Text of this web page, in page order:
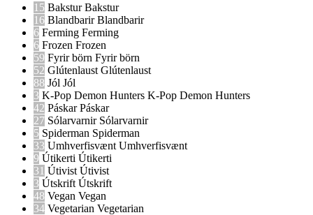
15 BaksturBakstur
16 BlandbarirBlandbarir
6 Ferming Ferming
6 Frozen Frozen
59 Fyrir börn Fyrir börn
52 Glútenlaust Glútenlaust
88 Jól Jól
3 K-Pop Demon Hunters K-Pop Demon Hunters
42 PáskarPáskar
27 Sólarvarnir Sólarvarnir
5 Spiderman Spiderman
33 Umhverfisvænt Umhverfisvænt
9 Útikerti Útikerti
31 Útivist Útivist
3 Útskrift Útskrift
48 Vegan Vegan
34 Vegetarian Vegetarian